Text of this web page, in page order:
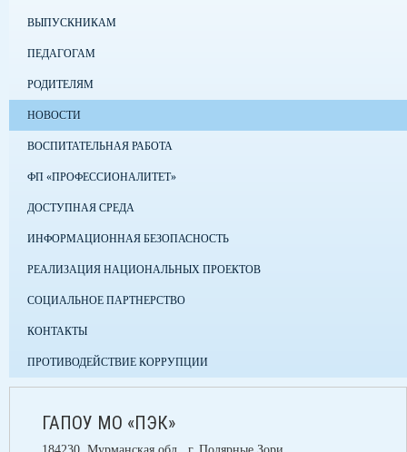
ВЫПУСКНИКАМ
ПЕДАГОГАМ
РОДИТЕЛЯМ
НОВОСТИ
ВОСПИТАТЕЛЬНАЯ РАБОТА
ФП «ПРОФЕССИОНАЛИТЕТ»
ДОСТУПНАЯ СРЕДА
ИНФОРМАЦИОННАЯ БЕЗОПАСНОСТЬ
РЕАЛИЗАЦИЯ НАЦИОНАЛЬНЫХ ПРОЕКТОВ
СОЦИАЛЬНОЕ ПАРТНЕРСТВО
КОНТАКТЫ
ПРОТИВОДЕЙСТВИЕ КОРРУПЦИИ
ГАПОУ МО «ПЭК»